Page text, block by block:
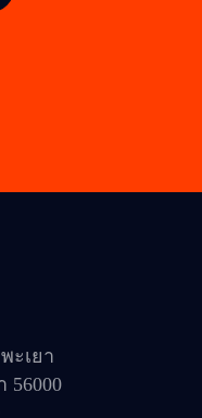
ะเยา
56000